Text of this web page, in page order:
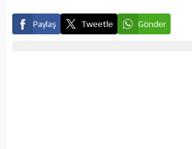
Paylaş Tweetle Gönder